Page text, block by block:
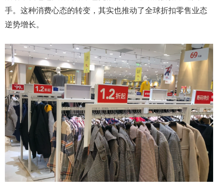
手。这种消费心态的转变，其实也推动了全球折扣零售业态
逆势增长。